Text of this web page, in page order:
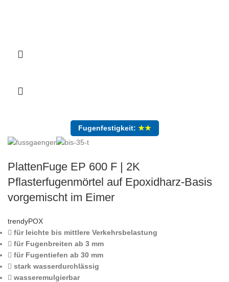
Fugenfestigkeit: ★★
PlattenFuge EP 600 F | 2K
Pflasterfugenmörtel auf Epoxidharz-Basis
vorgemischt im Eimer
trendyPOX
für leichte bis mittlere Verkehrsbelastung
für Fugenbreiten ab 3 mm
für Fugentiefen ab 30 mm
stark wasserdurchlässig
wasseremulgierbar